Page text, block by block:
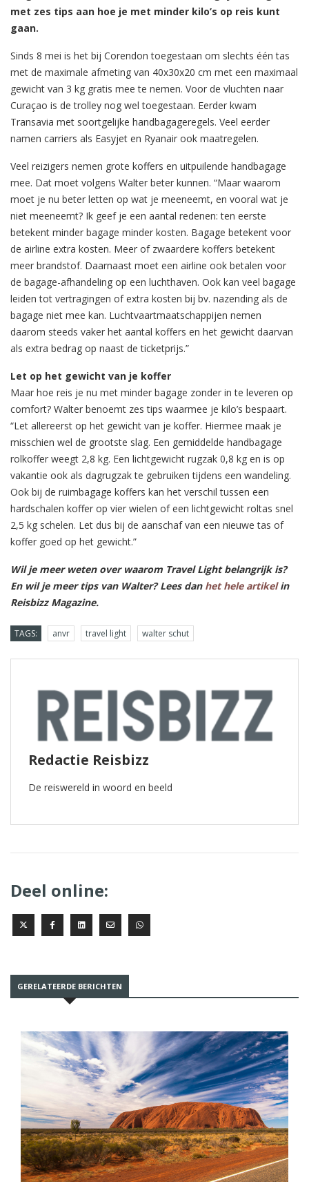
met zes tips aan hoe je met minder kilo’s op reis kunt
gaan.
Sinds 8 mei is het bij Corendon toegestaan om slechts één tas
met de maximale afmeting van 40x30x20 cm met een maximaal
gewicht van 3 kg gratis mee te nemen. Voor de vluchten naar
Curaçao is de trolley nog wel toegestaan. Eerder kwam
Transavia met soortgelijke handbagageregels. Veel eerder
namen carriers als Easyjet en Ryanair ook maatregelen.
Veel reizigers nemen grote koffers en uitpuilende handbagage
mee. Dat moet volgens Walter beter kunnen. “Maar waarom
moet je nu beter letten op wat je meeneemt, en vooral wat je
niet meeneemt? Ik geef je een aantal redenen: ten eerste
betekent minder bagage minder kosten. Bagage betekent voor
de airline extra kosten. Meer of zwaardere koffers betekent
meer brandstof. Daarnaast moet een airline ook betalen voor
de bagage-afhandeling op een luchthaven. Ook kan veel bagage
leiden tot vertragingen of extra kosten bij bv. nazending als de
bagage niet mee kan. Luchtvaartmaatschappijen nemen
daarom steeds vaker het aantal koffers en het gewicht daarvan
als extra bedrag op naast de ticketprijs.”
Let op het gewicht van je koffer
Maar hoe reis je nu met minder bagage zonder in te leveren op
comfort? Walter benoemt zes tips waarmee je kilo’s bespaart.
“Let allereerst op het gewicht van je koffer. Hiermee maak je
misschien wel de grootste slag. Een gemiddelde handbagage
rolkoffer weegt 2,8 kg. Een lichtgewicht rugzak 0,8 kg en is op
vakantie ook als dagrugzak te gebruiken tijdens een wandeling.
Ook bij de ruimbagage koffers kan het verschil tussen een
hardschalen koffer op vier wielen of een lichtgewicht roltas snel
2,5 kg schelen. Let dus bij de aanschaf van een nieuwe tas of
koffer goed op het gewicht.”
Wil je meer weten over waarom Travel Light belangrijk is?
En wil je meer tips van Walter? Lees dan het hele artikelin
Reisbizz Magazine.
TAGS: anvr travel light walter schut
Redactie Reisbizz
De reiswereld in woord en beeld
Deel online:
GERELATEERDE BERICHTEN